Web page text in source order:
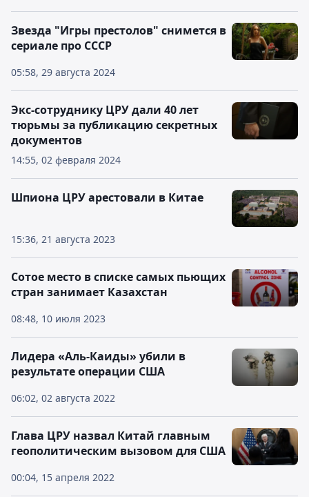
05:58, 29 августа 2024
Звезда "Игры престолов" снимется в
сериале про СССР
14:55, 02 февраля 2024
Экс-сотруднику ЦРУ дали 40 лет
тюрьмы за публикацию секретных
документов
15:36, 21 августа 2023
Шпиона ЦРУ арестовали в Китае
08:48, 10 июля 2023
Сотое место в списке самых пьющих
стран занимает Казахстан
06:02, 02 августа 2022
Лидера «Аль-Каиды»‎ убили в
результате операции США
00:04, 15 апреля 2022
Глава ЦРУ назвал Китай главным
геополитическим вызовом для США